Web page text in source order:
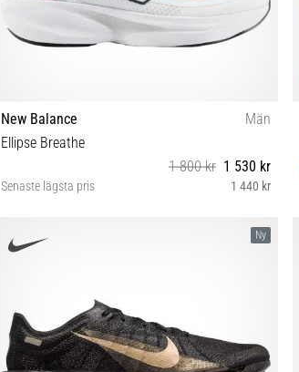
New Balance
Män
Ellipse Breathe
1 800 kr 1 530 kr
Senaste lägsta pris 1 440 kr
Ny